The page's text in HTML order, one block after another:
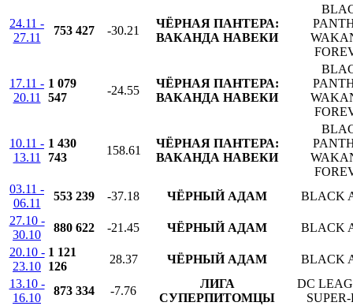
24.11 -
27.11
753 427 -30.21
ЧЁРНАЯ ПАНТЕРА:
ВАКАНДА НАВЕКИ
17.11 -
20.11
1 079
547
-24.55
ЧЁРНАЯ ПАНТЕРА:
ВАКАНДА НАВЕКИ
10.11 -
13.11
1 430
743
158.61
ЧЁРНАЯ ПАНТЕРА:
ВАКАНДА НАВЕКИ
03.11 -
06.11
553 239 -37.18 ЧЁРНЫЙ АДАМ
BLACK
27.10 -
30.10
880 622 -21.45 ЧЁРНЫЙ АДАМ
BLACK
20.10 -
23.10
1 121
126
28.37 ЧЁРНЫЙ АДАМ
BLACK
13.10 -
16.10
873 334 -7.76
ЛИГА
СУПЕРПИТОМЦЫ
DC